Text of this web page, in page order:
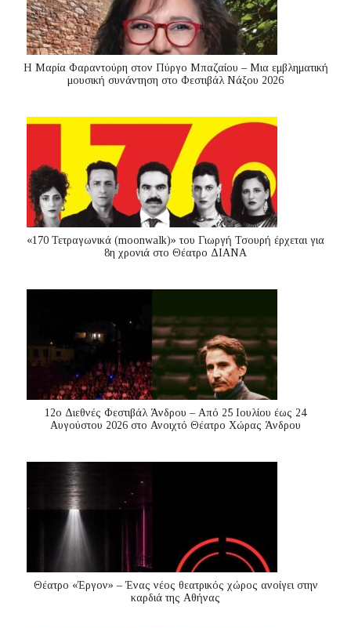
Η Μαρία Φαραντούρη στον Πύργο Μπαζαίου – Μια εμβληματική
μουσική συνάντηση στο Φεστιβάλ Νάξου 2026
«170 Τετραγωνικά (moonwalk)» του Γιωργή Τσουρή έρχεται για
8η χρονιά στο Θέατρο ΔΙΑΝΑ
12ο Διεθνές Φεστιβάλ Άνδρου – Από 25 Ιουλίου έως 24
Αυγούστου 2026 στο Ανοιχτό Θέατρο Χώρας Άνδρου
Θέατρο «Έργον» – Ένας νέος θεατρικός χώρος ανοίγει στην
καρδιά της Αθήνας